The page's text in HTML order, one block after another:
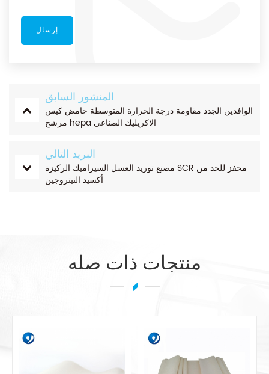
المنشور السابق
الوافدين الجدد مقاومة درجة الحرارة المتوسطة حامض كيس
مرشح hepa الاكريليك الصناعي
البريد التالي
مصنع توريد العسل السيراميك الركيزة SCR محفز للحد من
أكسيد النيتروجين
منتجات ذات صله